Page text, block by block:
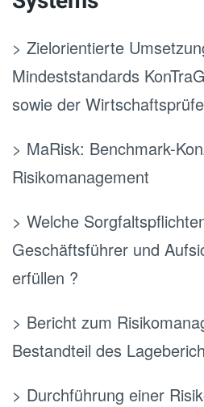
> Zielorientierte
Mindeststandards
sowie der
> MaRisk: Benchmark-
Risikomanagement
> Welche
Geschäftsführer und
erfüllen ?
> Bericht zum
Bestandteil des
> Durchführung einer